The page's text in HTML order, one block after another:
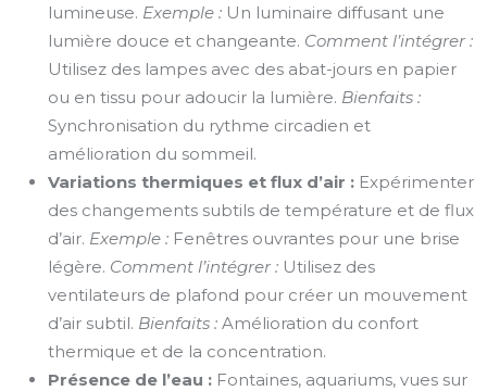
lumineuse. Exemple : Un luminaire diffusant une
lumière douce et changeante. Comment l’intégrer :
Utilisez des lampes avec des abat-jours en papier
ou en tissu pour adoucir la lumière. Bienfaits :
Synchronisation du rythme circadien et
amélioration du sommeil.
Variations thermiques et flux d’air : Expérimenter
des changements subtils de température et de flux
d’air. Exemple : Fenêtres ouvrantes pour une brise
légère. Comment l’intégrer : Utilisez des
ventilateurs de plafond pour créer un mouvement
d’air subtil. Bienfaits : Amélioration du confort
thermique et de la concentration.
Présence de l’eau : Fontaines, aquariums, vues sur